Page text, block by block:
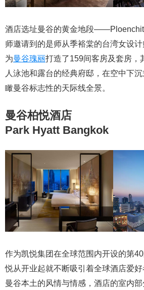
酒店选址曼谷的黄金地段
师邀请到的是师从季裕棠的台湾女设
为曼谷瑰丽打造了159间客房及套房，
人泳池和露台的经典府邸，在空中下
瞰曼谷标志性的天际线全景。
曼谷柏悦酒店
Park Hyatt Bangkok
作为凯悦集团在全球范围内开设的第40
悦从开业起就不断吸引着全球酒店爱
曼谷本土的风情与情感，酒店的室内